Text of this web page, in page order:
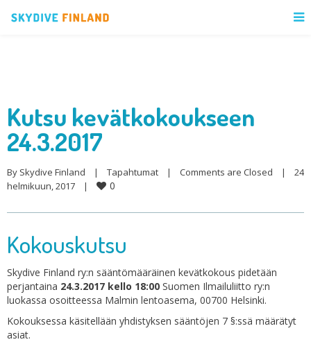
Kutsu kevätkokoukseen
24.3.2017
By Skydive Finland | Tapahtumat | Comments are Closed |
24
helmikuun, 2017
| 0
Kokouskutsu
Skydive Finland ry:n sääntömääräinen kevätkokous pidetään
perjantaina 24.3.2017 kello 18:00 Suomen Ilmailuliitto ry:n
luokassa osoitteessa Malmin lentoasema, 00700 Helsinki.
Kokouksessa käsitellään yhdistyksen sääntöjen 7 §:ssä määrätyt
asiat.